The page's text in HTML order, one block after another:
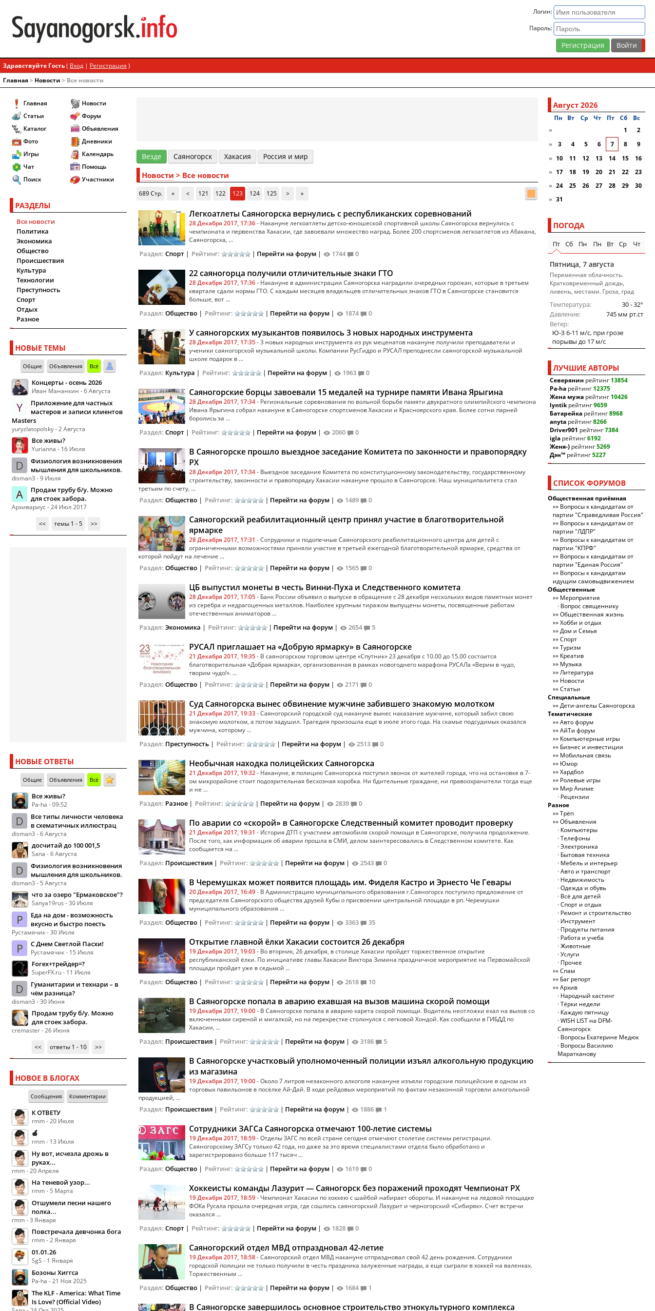
Логин:
Пароль:
Регистрация
Здравствуйте Гость( Вход | Регистрация )
Главная> Новости > Все новости
Главная
Статьи
Каталог
Фото
Игры
Чат
Поиск
Новости
Форум
Объявления
Дневники
Календарь
Помощь
Участники
РАЗДЕЛЫ
Все новости
Политика
Экономика
Общество
Происшествия
Культура
Технологии
Преступность
Спорт
Отдых
Разное
НОВЫЕ ТЕМЫ
Общие Объявления Всё
Концерты - осень 2026
Иван Мананкин - 6 Августа
Y
Приложение для частных
мастеров и записи клиентов
Masters
yuryzlatopolsky - 2 Августа
Все живы?
Yurianna - 16 Июля
D
Физиология возникновения
мышления для школьников.
disman3 - 9 Июля
А
Продам трубу б/у. Можно
для стоек забора.
Архивариус - 24 Июл 2017
<<
темы 1 - 5 >>
НОВЫЕ ОТВЕТЫ
Общие Объявления Всё
Все живы?
Pa-ha - 09:52
D
Все типы личности человека
в схематичных иллюстрац
disman3 - 6 Августа
досчитай до 100 001,5
Sana - 6 Августа
D
Физиология возникновения
мышления для школьников.
disman3 - 5 Августа
что за озеро "Ермаковское"?
Sanya19rus - 30 Июля
Р
Еда на дом - возможность
вкусно и быстро поесть
Рустамячик - 30 Июля
Р С Днем Светлой Пасхи!
Рустамячик - 15 Июля
Forex+трейдер=?
SuperFX.ru - 11 Июля
D
Гуманитарии и технари – в
чём разница?
disman3 - 30 Июня
Продам трубу б/у. Можно
для стоек забора.
cremaster - 26 Июня
<<
ответы 1 - 10 >>
НОВОЕ В БЛОГАХ
Сообщения Комментарии
К ОТВЕТУ
rmm - 20 Июля
🍏
rmm - 13 Июля
Ну вот, исчезла дрожь в
руках...
rmm - 20 Апреля
На теневой узор...
rmm - 5 Марта
Отшумели песни нашего
полка...
rmm - 3 Января
Повстречала девчонка бога
rmm - 2 Января
01.01.26
SgS - 1 Января
Бозоны Хиггса
Pa-ha - 21 Ноя 2025
The KLF - America: What Time
Is Love? (Official Video)
Везде Cаяногорск Хакасия Россия и мир
Новости > Все новости
689 Стр. « < 121 122 123 124 125 > »
Легкоатлеты Саяногорска вернулись с республиканских соревнований
28 Декабря 2017, 17:36- Накануне легкоатлеты детско-юношеской спортивной школы Саяногорска вернулись с
чемпионата и первенства Хакасии, где завоевали множество наград. Более 200 спортсменов легкоатлетов из Абакана,
Саяногорска, ...
Раздел: Спорт | Рейтинг: | Перейти на форум | 1744 0
22 саяногорца получили отличительные знаки ГТО
28 Декабря 2017, 17:36- Накануне в администрации Саяногорска наградили очередных горожан, которые в третьем
квартале сдали нормы ГТО. С каждым месяцев владельцев отличительных знаков ГТО в Саяногорске становится
больше, вот ...
Раздел: Общество | Рейтинг: | Перейти на форум | 1874 0
У саяногорских музыкантов появилось 3 новых народных инструмента
28 Декабря 2017, 17:35- 3 новых народных инструмента из рук меценатов накануне получили преподаватели и
ученики саяногорской музыкальной школы. Компании РусГидро и РУСАЛ преподнесли саяногорской музыкальной
школе подарок в ...
Раздел: Культура | Рейтинг: | Перейти на форум | 1963 0
Саяногорские борцы завоевали 15 медалей на турнире памяти Ивана Ярыгина
28 Декабря 2017, 17:34- Региональные соревнования по вольной борьбе памяти двукратного олимпийского чемпиона
Ивана Ярыгина собрал накануне в Саяногорске спортсменов Хакасии и Красноярского края. Более сотни парней
боролись за ...
Раздел: Спорт | Рейтинг: | Перейти на форум | 2060 0
В Саяногорске прошло выездное заседание Комитета по законности и правопорядку
РХ
28 Декабря 2017, 17:34- Выездное заседание Комитета по конституционному законодательству, государственному
строительству, законности и правопорядку Хакасии накануне прошло в Саяногорске. Наш муниципалитета стал
третьим по счету, ...
Раздел: Общество | Рейтинг: | Перейти на форум | 1489 0
Саяногорский реабилитационный центр принял участие в благотворительной
ярмарке
28 Декабря 2017, 17:31 - Сотрудники и подопечные Саяногорского реабилитационного центра для детей с
ограниченными возможностями приняли участие в третьей ежегодной благотворительной ярмарке, средства от
которой пойдут на лечение ...
Раздел: Общество | Рейтинг: | Перейти на форум | 1565 0
ЦБ выпустил монеты в честь Винни-Пуха и Следственного комитета
28 Декабря 2017, 17:05- Банк России объявил о выпуске в обращение с 28 декабря нескольких видов памятных монет
из серебра и недрагоценных металлов. Наиболее крупным тиражом выпущены монеты, посвященные работам
отечественных аниматоров ...
Раздел: Экономика | Рейтинг: | Перейти на форум | 2654 5
РУСАЛ приглашает на «Добрую ярмарку» в Саяногорске
21 Декабря 2017, 19:35- В саяногорском торговом центре «Спутник» 23 декабря с 10.00 до 15.00 состоится
благотворительная «Добрая ярмарка», организованная в рамках новогоднего марафона РУСАЛа «Верим в чудо,
творим чудо!». ...
Раздел: Общество | Рейтинг: | Перейти на форум | 2171 0
Суд Саяногорска вынес обвинение мужчине забившего знакомую молотком
21 Декабря 2017, 19:33- Саяногорский городской суд накануне вынес наказание мужчине, который забил свою
знакомую молотком, а потом задушил. Трагедия произошла еще в июле этого года. На скамье подсудимых оказался
мужчина, которому ...
Раздел: Преступность | Рейтинг: | Перейти на форум | 2513 0
Необычная находка полицейских Саяногорска
21 Декабря 2017, 19:32- Накануне, в полицию Саяногорска поступил звонок от жителей города, что на остановке в 7-
ом микрорайоне стоит подозрительная бесхозная коробка. Ни бдительные граждане, ни правоохранители тогда еще
и не ...
Раздел: Разное | Рейтинг: | Перейти на форум | 2839 0
По аварии со «скорой» в Саяногорске Следственный комитет проводит проверку
21 Декабря 2017, 19:31 - История ДТП с участием автомобиля скорой помощи в Саяногорске, получила продолжение.
После того, как информация об аварии прошла в СМИ, делом заинтересовались в Следственном комитете. Как
сообщается на ...
Раздел: Происшествия | Рейтинг: | Перейти на форум | 2543 0
В Черемушках может появится площадь им. Фиделя Кастро и Эрнесто Че Гевары
20 Декабря 2017, 16:49- В Администрацию муниципального образования г.Саяногорск поступило предложение от
председателя Саяногорского общества друзей Кубы о присвоении центральной площади в рп. Черемушки
муниципального образования ...
Раздел: Общество | Рейтинг: | Перейти на форум | 3363 35
Открытие главной ёлки Хакасии состоится 26 декабря
19 Декабря 2017, 19:03- Во вторник, 26 декабря, в столице Хакасии пройдет торжественное открытие
республиканской ёлки. По инициативе главы Хакасии Виктора Зимина праздничное мероприятие на Первомайской
площади пройдет уже в седьмой ...
Раздел: Общество | Рейтинг: | Перейти на форум | 2618 10
В Саяногорске попала в аварию ехавшая на вызов машина скорой помощи
19 Декабря 2017, 19:00- В Саяногорске попала в аварию карета скорой помощи. Водитель неотложки ехал на вызов со
включенными сиреной и мигалкой, но на перекрестке столкнулся с легковой Хондой. Как сообщили в ГИБДД по
Хакасии, ...
Раздел: Происшествия | Рейтинг: | Перейти на форум | 3186 5
В Саяногорске участковый уполномоченный полиции изъял алкогольную продукцию
из магазина
19 Декабря 2017, 19:00- Около 7 литров незаконного алкоголя накануне изъяли городские полицейские в одном из
торговых павильонов в поселке Ай-Дай. В ходе рейдовых мероприятий по фактам незаконной торговли алкогольной
продукцией, ...
Раздел: Происшествия | Рейтинг: | Перейти на форум | 1886 1
Сотрудники ЗАГСа Саяногорска отмечают 100-летие системы
19 Декабря 2017, 18:59- Отделы ЗАГС по всей стране сегодня отмечают столетие системы регистрации.
Саяногорскому ЗАГСу только 42 года, но даже за это время специалистами отдела было обработано и
зарегистрировано больше 117 тысяч ...
Раздел: Общество | Рейтинг: | Перейти на форум | 1619 0
Хоккеисты команды Лазурит — Саяногорск без поражений проходят Чемпионат РХ
19 Декабря 2017, 18:59- Чемпионат Хакасии по хоккею с шайбой набирает обороты. И накануне на ледовой площадке
ФОКа Русала прошла очередная игра, где сошлись саяногорский Лазурит и черногорский «Сибиряк». Счет встречи
оказался ...
Раздел: Спорт | Рейтинг: | Перейти на форум | 1828 0
Саяногорский отдел МВД отпраздновал 42-летие
19 Декабря 2017, 18:58- Саяногорский отдел МВД накануне отпраздновал свой 42 день рождения. Сотрудники
городской полиции не только получили в честь праздника залуженные награды, а еще сыграли в хоккей на валенках.
Торжественным ...
Раздел: Общество | Рейтинг: | Перейти на форум | 1684 1
В Саяногорске завершилось основное строительство этнокультурного комплекса
Август 2026
Пн Вт Ср Чт Пт Сб
Вc
»
1
2
»
3 4 5 6 7 8
9
» 10 11 12 13 14 15
16
» 17 18 19 20 21 22
23
» 24 25 26 27 28 29
30
» 31
ПОГОДА
Пт Сб Пн Пн Вт Ср Чт
Пятница, 7 августа
Переменная облачность.
Кратковременный дождь,
ливень, местами. Гроза, град
Температура
30 - 32°
Давление
745 мм рт.ст
Ветер
Ю-З 6-11 м/c, при грозе
порывы до 17 м/c
ЛУЧШИЕ АВТОРЫ
Северянин рейтинг 13854
Pa-ha рейтинг 12375
Жена мужа рейтинг 10426
lyntikрейтинг9659
Батарейка рейтинг8968
anyta рейтинг8266
Driver901 рейтинг7384
igla рейтинг6192
Женя-) рейтинг5269
Дэн™ рейтинг5227
СПИСОК ФОРУМОВ
Общественная приёмная
Вопросы к кандидатам от
партии "Справедливая Россия"
Вопросы к кандидатам от
партии "ЛДПР"
Вопросы к кандидатам от
партии "КПРФ"
Вопросы к кандидатам от
партии "Единая Россия"
Вопросы к кандидатам
идущим самовыдвижением
Общественные
Мероприятия
Вопрос священнику
Общественная жизнь
Хобби и отдых
Дом и Семья
Спорт
Туризм
Креатив
Музыка
Литература
Новости
Статьи
Специальные
Дети-ангелы Саяногорска
Тематические
Авто форум
АйТи форум
Компьютерные игры
Бизнес и инвестиции
Мобильная связь
Юмор
Хардбол
Ролевые игры
Мир Аниме
Рецензии
Разное
Трёп
Объявления
Компьютеры
Телефоны
Электроника
Бытовая техника
Мебель и интерьер
Авто и транспорт
Недвижимость
Одежда и обувь
Всё для детей
Спорт и отдых
Ремонт и строительство
Инструмент
Продукты питания
Работа и учеба
Животные
Услуги
Прочее
Спам
Баг репорт
Архив
Народный кастинг
Тёрки недели
Каждую пятницу
WISH LIST на DFM-
Саяногорск
Вопросы Екатерине Медюк
Вопросы Василию
Маратканову